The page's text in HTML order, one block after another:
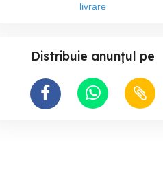
livrare
Distribuie anunțul pe